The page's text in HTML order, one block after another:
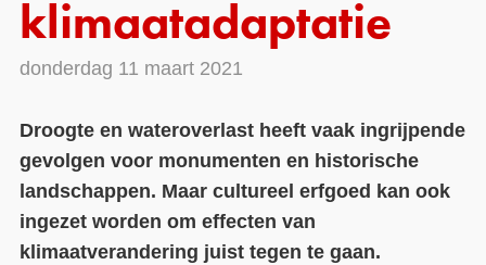
naar
pagina
klimaatadaptatie
donderdag 11 maart 2021
Droogte en wateroverlast heeft vaak ingrijpende
gevolgen voor monumenten en historische
landschappen. Maar cultureel erfgoed kan ook
ingezet worden om effecten van
klimaatverandering juist tegen te gaan.
Voorbeelden
Subsidies
Contact